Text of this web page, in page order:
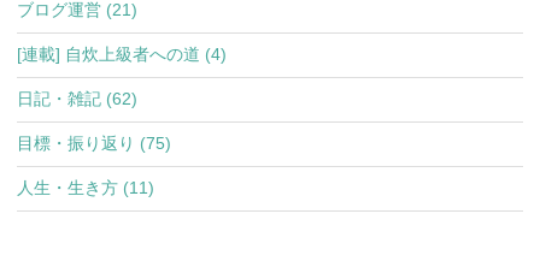
ブログ運営 (21)
[連載] 自炊上級者への道 (4)
日記・雑記 (62)
目標・振り返り (75)
人生・生き方 (11)